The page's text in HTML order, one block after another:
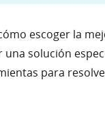
escoger la
solución
para